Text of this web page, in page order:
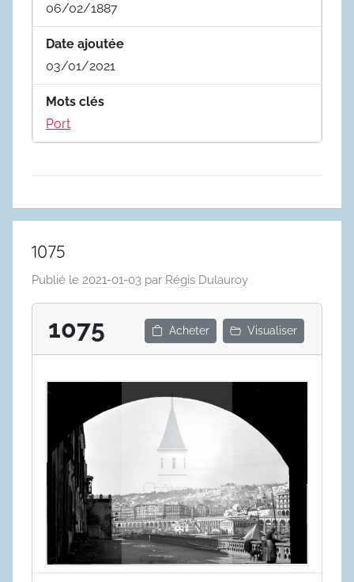
06/02/1887
Date ajoutée
03/01/2021
Mots clés
Port
1075
Publié le 2021-01-03 par Régis Dulauroy
1075 Acheter Visualiser